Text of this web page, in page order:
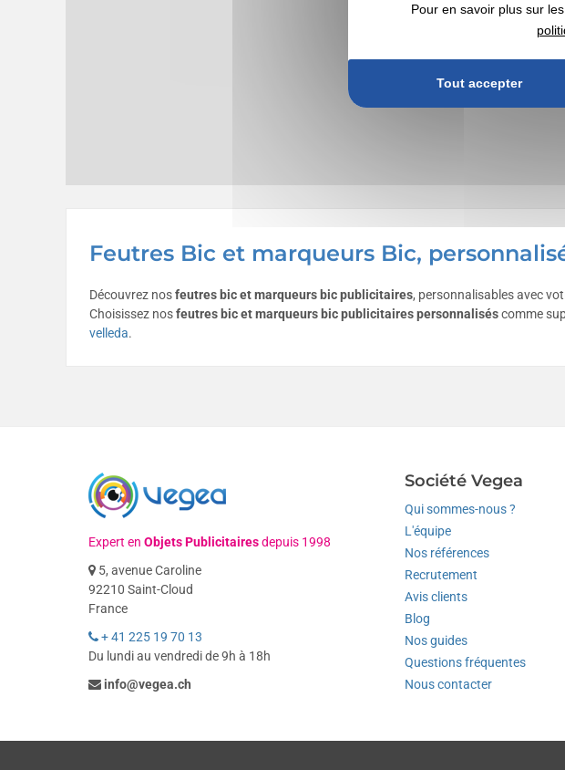
Feutres Bic et marqueurs Bic,
Découvrez nosfeutres bic et marqueurs bic publicitaires, personnalisables avec
Choisissez nosfeutres bic et marqueurs bicpublicitairespersonnaliséscomme
velleda.
Expert en Objets Publicitairesdepuis 1998
5, avenue Caroline
92210 Saint-Cloud
France
+ 41 225 19 70 13
Du lundi au vendredi de 9h à 18h
info@vegea.ch
Société Vegea
Qui sommes-nous ?
L'équipe
Nos références
Recrutement
Avis clients
Blog
Nos guides
Questions fréquentes
Nous contacter
Pour en savoir plus sur
Tout accepter